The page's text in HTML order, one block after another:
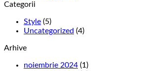
Categorii
Style (5)
Uncategorized (4)
Arhive
noiembrie 2024 (1)